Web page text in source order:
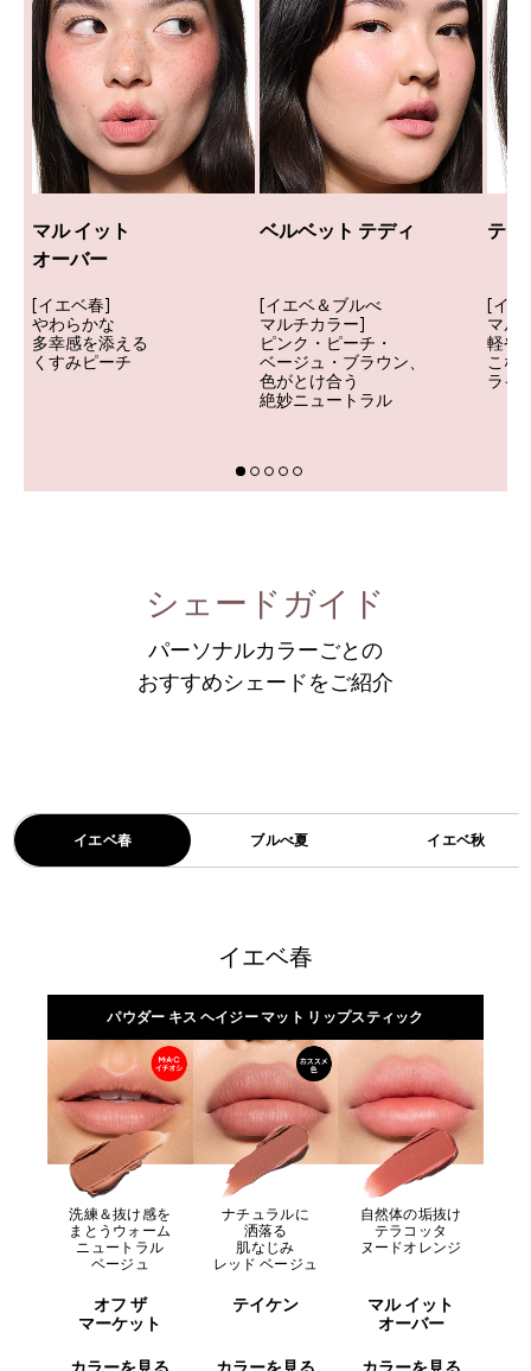
マル イット
オーバー
[イエベ春]
やわらかな
多幸感を添える
くすみピーチ
ベルベット テディ
[イエベ＆ブルべ
マルチカラー]
ピンク・ピーチ・
ベージュ・ブラウン、
色がとけ合う
絶妙ニュートラル
テイ
[イ
マル
軽や
こな
ライ
シェードガイド
パーソナルカラーごとの
おすすめシェードをご紹介
イエベ春 ブルべ夏 イエベ秋
イエベ春
パウダー キス ヘイジー マット リップスティック
洗練＆抜け感を
まとうウォーム
ニュートラル
ベージュ
オフ ザ
マーケット
ナチュラルに
洒落る
肌なじみ
レッド ベージュ
テイケン
自然体の垢抜け
テラコッタ
ヌードオレンジ
マル イット
オーバー